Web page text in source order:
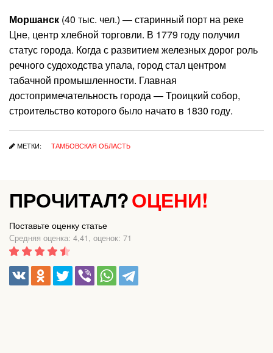
Моршанск (40 тыс. чел.) — старинный порт на реке
Цне, центр хлебной торговли. В 1779 году получил
статус города. Когда с развитием железных дорог роль
речного судоходства упала, город стал центром
табачной промышленности. Главная
достопримечательность города — Троицкий собор,
строительство которого было начато в 1830 году.
МЕТКИ: ТАМБОВСКАЯ ОБЛАСТЬ
ПРОЧИТАЛ?ОЦЕНИ!
Поставьте оценку статье
Средняя оценка: 4,41, оценок: 71